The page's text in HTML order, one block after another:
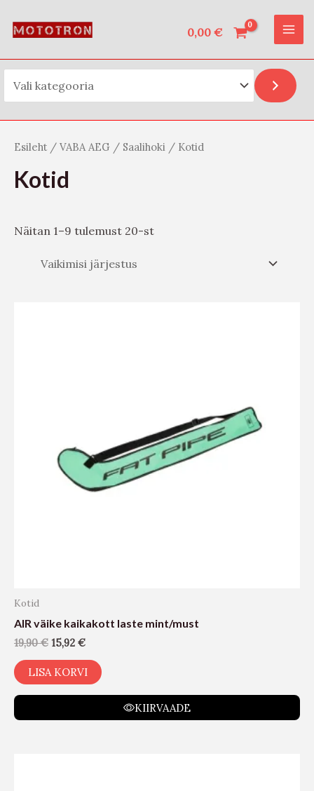
0,00 €
t
s
Esileht / VABA AEG / Saalihoki / Kotid
Kotid
Näitan 1–9 tulemust 20-st
Kotid
AIR väike kaikakott laste mint/must
19,90€ 15,92 €
LISA KORVI
KIIRVAADE